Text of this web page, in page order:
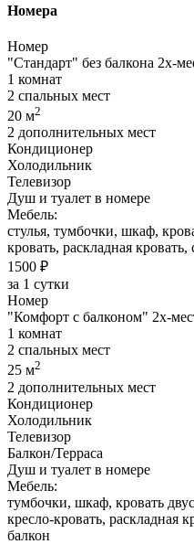
Номера
Номер
"Стандарт" без балкона 2х-
1 комнат
2 спальных мест
20 м2
2 дополнительных мест
Кондиционер
Холодильник
Телевизор
Душ и туалет в номере
Мебель:
стулья, тумбочки, шкаф,
кровать, раскладная кровать,
1500 ₽
за 1 сутки
Номер
"Комфорт с балконом" 2х-
1 комнат
2 спальных мест
25 м2
2 дополнительных мест
Кондиционер
Холодильник
Телевизор
Балкон/Терраса
Душ и туалет в номере
Мебель:
тумбочки, шкаф, кровать
кресло-кровать, раскладная
балкон